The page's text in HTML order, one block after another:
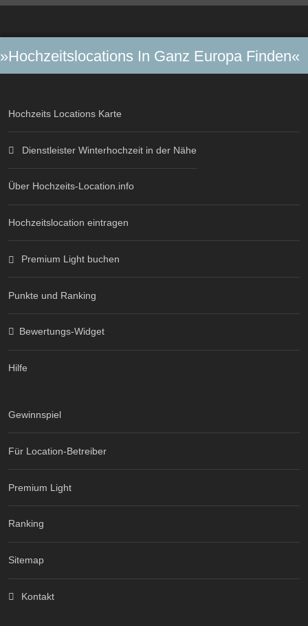
»Hochzeitslocations In Ganz Europa Finden«
Hochzeits Locations Karte
Dienstleister Winterhochzeit in der Nähe
Über Hochzeits-Location.info
Hochzeitslocation eintragen
Premium Light buchen
Punkte und Ranking
Bewertungs-Widget
Hilfe
Gewinnspiel
Für Location-Betreiber
Premium Light
Ranking
Sitemap
Kontakt